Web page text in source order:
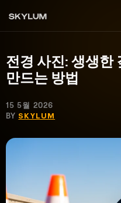
전경 사진: 생생한
만드는 방법
15 5월 2026
BY SKYLUM